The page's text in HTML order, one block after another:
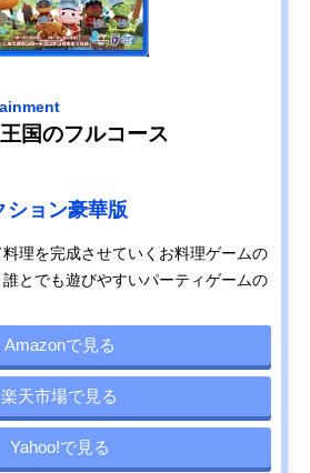
国のフルコース
ション豪華版
理を完成させていくお料理ゲームの
とでも遊びやすいパーティゲームの
Amazonで見る
楽天市場で見る
Yahoo!で見る